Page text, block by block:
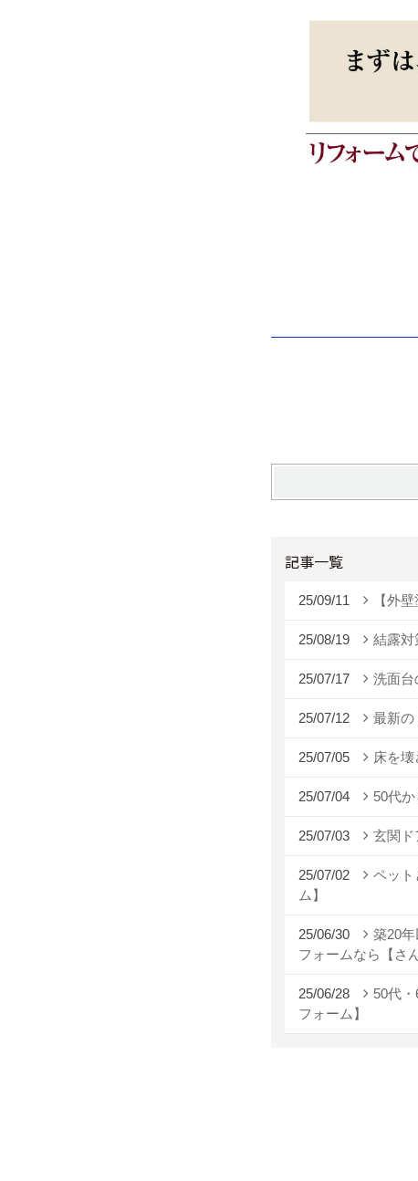
記事一覧
25/09/11 【外
25/08/19 結露対
25/07/17 洗面台
25/07/12 最新の
25/07/05 床を
25/07/04 50代
25/07/03 玄関ド
25/07/02
ペッ
ム】
25/06/30
築20
フォームなら【さ
25/06/28
50代
フォーム】